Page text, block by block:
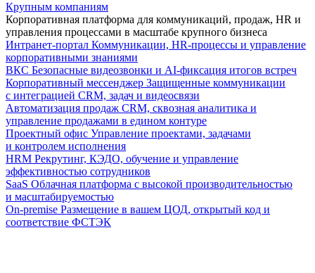
Крупным компаниям
Корпоративная платформа для коммуникаций, продаж, HR и
управления процессами в масштабе крупного бизнеса
Интранет-портал Коммуникации, HR-процессы и управление
корпоративными знаниями
ВКС Безопасные видеозвонки и AI-фиксация итогов встреч
Корпоративный мессенджер Защищенные коммуникации
с интеграцией CRM, задач и видеосвязи
Автоматизация продаж CRM, сквозная аналитика и
управление продажами в едином контуре
Проектный офис Управление проектами, задачами
и контролем исполнения
HRM Рекрутинг, КЭДО, обучение и управление
эффективностью сотрудников
SaaS Облачная платформа с высокой производительностью
и масштабируемостью
On-premise Размещение в вашем ЦОД, открытый код и
соответствие ФСТЭК